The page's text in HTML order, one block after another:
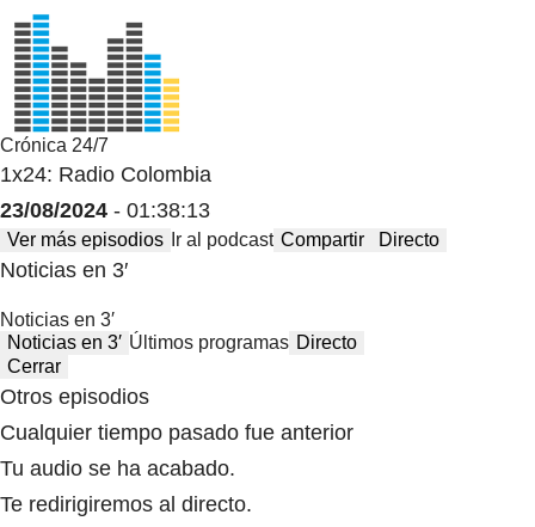
Crónica 24/7
1x24: Radio Colombia
23/08/2024 - 01:38:13
Ver más episodios Ir al podcast Compartir Directo
Noticias en 3′
Noticias en 3′
Noticias en 3′ Últimos programas Directo
Cerrar
Otros episodios
Cualquier tiempo pasado fue anterior
Tu audio se ha acabado.
Te redirigiremos al directo.